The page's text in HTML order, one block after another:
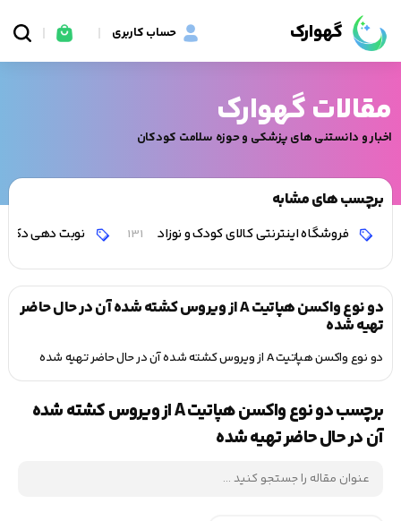
گهوارک حساب کاربری
مقالات گهوارک
اخبار و دانستنی های پزشکی و حوزه سلامت کودکان
برچسب های مشابه
فروشگاه اینترنتی کالای کودک و نوزاد 131 نوبت دهی
دو نوع واکسن هپاتیت A از ویروس کشته شده آن در حال حاضر
تهیه شده
دو نوع واکسن هپاتیت A از ویروس کشته شده آن در حال حاضر تهیه شده
برچسب دو نوع واکسن هپاتیت A از ویروس کشته شده
آن در حال حاضر تهیه شده